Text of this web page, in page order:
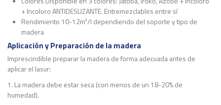
+ Incoloro ANTIDESLIZANTE. Entremezclables entre sí
Rendimiento 10-12m²/l dependiendo del soporte y tipo de
madera
Aplicación y Preparación de la madera
Imprescindible preparar la madera de forma adecuada antes de
aplicar el lasur:
1. La madera debe estar seca (con menos de un 18-20% de
humedad).